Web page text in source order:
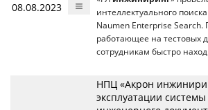
08.08.2023
интеллектуального
Naumen Enterprise
работающее на тестовых
сотрудникам быстро
НПЦ «Акрон
эксплуатации